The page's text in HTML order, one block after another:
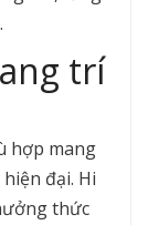
trí
hợp mang
đại. Hi
thức